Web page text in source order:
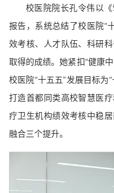
校医院院长孔令伟以
报告，系统总结了校医院“
效考核、人才队伍、科研
取得的成绩。她紧扣“健康
校医院“十五五”发展目标为
打造首都同类高校智慧医
疗卫生机构绩效考核中稳
融合三个提升。